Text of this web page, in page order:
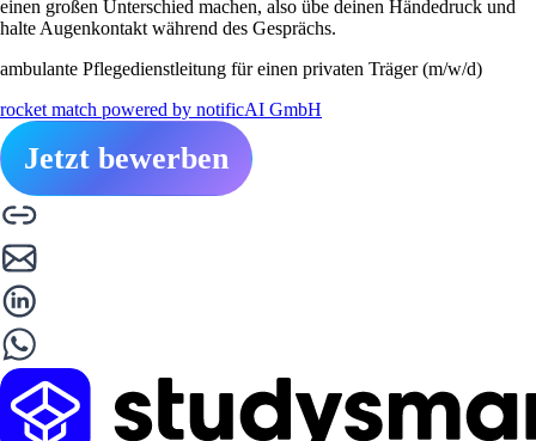
einen großen Unterschied machen, also übe deinen Händedruck und
halte Augenkontakt während des Gesprächs.
ambulante Pflegedienstleitung für einen privaten Träger (m/w/d)
rocket match powered by notificAI GmbH
Jetzt bewerben